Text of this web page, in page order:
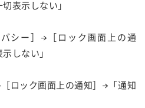
表示しない」
シー］→［ロック画面上の通
しない」
ロック画面上の通知］→「通知